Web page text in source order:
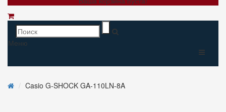
Меню
Casio G-SHOCK GA-110LN-8A